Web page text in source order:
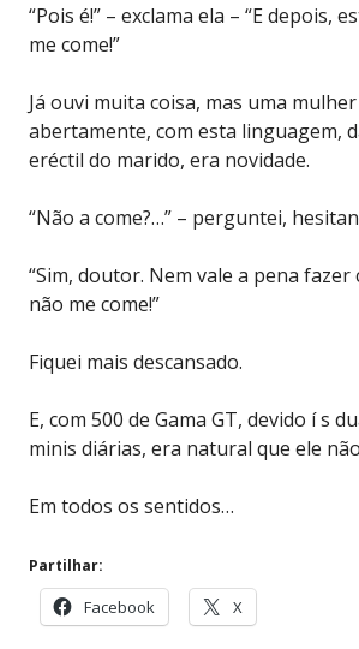
“Pois é!” – exclama ela – “E depois,
me come!”
Já ouvi muita coisa, mas uma
abertamente, com esta linguagem,
eréctil do marido, era novidade.
“Não a come?…” – perguntei,
“Sim, doutor. Nem vale a pena fazer
não me come!”
Fiquei mais descansado.
E, com 500 de Gama GT, devido í s
minis diárias, era natural que ele
Em todos os sentidos…
Partilhar:
Facebook X